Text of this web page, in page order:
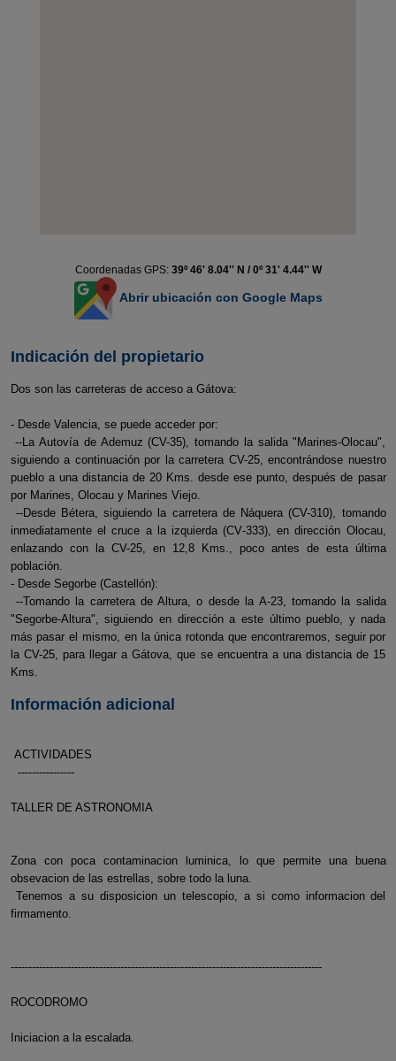
Coordenadas GPS: 39º 46' 8.04'' N / 0º 31' 4.44'' W
Abrir ubicación con Google Maps
Indicación del propietario
Dos son las carreteras de acceso a Gátova:
- Desde Valencia, se puede acceder por:
--La Autovía de Ademuz (CV-35), tomando la salida "Marines-Olocau",
siguiendo a continuación por la carretera CV-25, encontrándose nuestro
pueblo a una distancia de 20 Kms. desde ese punto, después de pasar
por Marines, Olocau y Marines Viejo.
--Desde Bétera, siguiendo la carretera de Náquera (CV-310), tomando
inmediatamente el cruce a la izquierda (CV-333), en dirección Olocau,
enlazando con la CV-25, en 12,8 Kms., poco antes de esta última
población.
- Desde Segorbe (Castellón):
--Tomando la carretera de Altura, o desde la A-23, tomando la salida
"Segorbe-Altura", siguiendo en dirección a este último pueblo, y nada
más pasar el mismo, en la única rotonda que encontraremos, seguir por
la CV-25, para llegar a Gátova, que se encuentra a una distancia de 15
Kms.
Información adicional
ACTIVIDADES
----------------
TALLER DE ASTRONOMIA
Zona con poca contaminacion luminica, lo que permite una buena
obsevacion de las estrellas, sobre todo la luna.
Tenemos a su disposicion un telescopio, a si como informacion del
firmamento.
----------------------------------------------------------------------------------------
ROCODROMO
Iniciacion a la escalada.